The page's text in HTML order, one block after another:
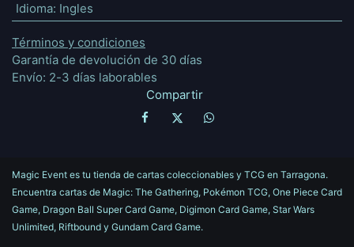
Idioma: Ingles
Términos y condiciones
Garantía de devolución de 30 días
Envío: 2-3 días laborables
Compartir
Magic Event es tu tienda de cartas coleccionables y TCG en Tarragona.
Encuentra cartas de Magic: The Gathering, Pokémon TCG, One Piece Card
Game, Dragon Ball Super Card Game, Digimon Card Game, Star Wars
Unlimited, Riftbound y Gundam Card Game.